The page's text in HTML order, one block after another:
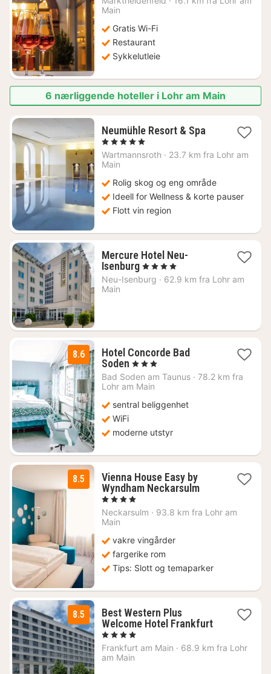
kr.
Main
Gratis Wi-Fi
Restaurant
Sykkelutleie
6 nærliggende hoteller i Lohr am Main
Neumühle Resort & Spa1
fra
, 5 Stjerner
Wartmannsroth · 23.7 km fra Lohr am
Main
Rolig skog og eng område
Ideell for Wellness & korte pauser
Flott vin region
Mercure Hotel Neu-
Isenburg1
natt
fra
, 4 Stjerner
Neu-Isenburg · 62.9 km fra Lohr am
Main
8.6
Hotel Concorde Bad
Soden 1
natt
fra
kr.
, 3 Stjerner
Bad Soden am Taunus · 78.2 km fra
Lohr am Main
sentral beliggenhet
WiFi
moderne utstyr
8.5
Vienna House Easy by
Wyndham Neckarsulm2
fra
, 4 Stjerner
Neckarsulm · 93.8 km fra Lohr am
Main
vakre vingårder
fargerike rom
Tips: Slott og temaparker
8.5
Best Western Plus
Welcome Hotel Frankfurt1
fra
, 4 Stjerner
Frankfurt am Main · 68.9 km fra Lohr
am Main